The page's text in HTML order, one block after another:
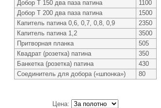
Добор Т 150 два паза патина
1100
Добор Т 200 два паза патина
1500
Капитель патина 0,6, 0,7, 0,8, 0,9
2350
Капитель патина 1,2
3500
Притворная планка
505
Квадрат (розетка) патина
350
Банкетка (розетка) патина
430
Соединитель для добора («шпонка»)
80
Цена: